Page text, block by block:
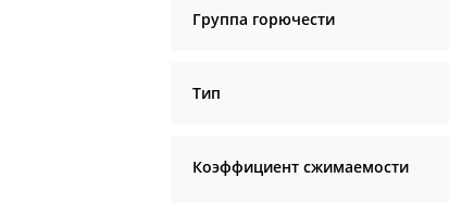
Группа горючести
Тип
Коэффициент сжимаемости